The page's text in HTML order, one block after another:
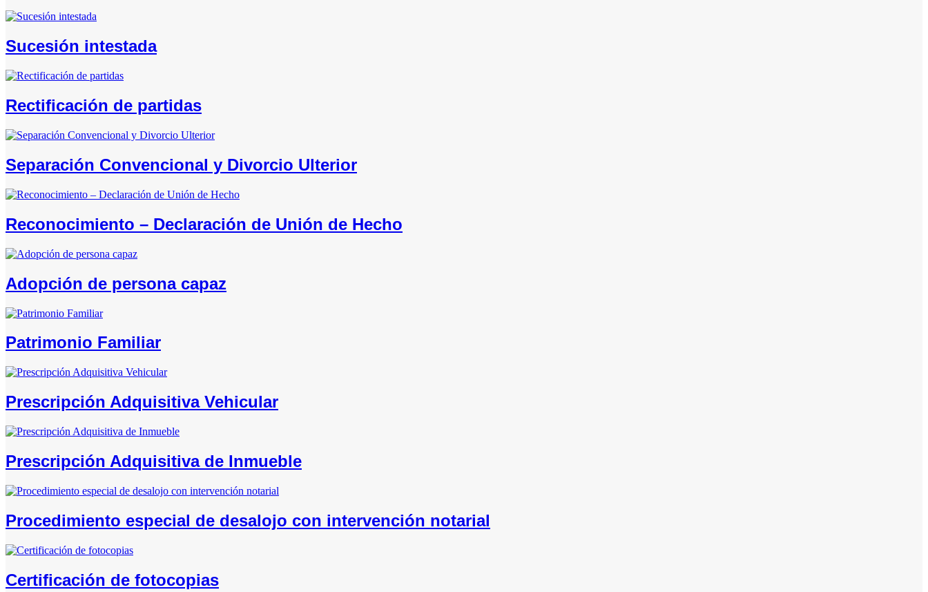
Sucesión intestada
Rectificación de partidas
Separación Convencional y Divorcio Ulterior
Reconocimiento – Declaración de Unión de Hecho
Adopción de persona capaz
Patrimonio Familiar
Prescripción Adquisitiva Vehicular
Prescripción Adquisitiva de Inmueble
Procedimiento especial de desalojo con intervención notarial
Certificación de fotocopias